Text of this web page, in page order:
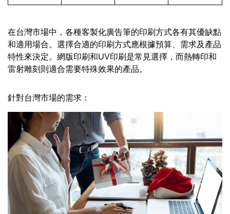
在台灣市場中，各種客製化廣告筆的印刷方式各有其優缺點
和適用場合。選擇合適的印刷方式應根據預算、需求及產品
特性來決定。網版印刷和UV印刷是常見選擇，而熱轉印和
雷射雕刻則適合需要特殊效果的產品。
針對台灣市場的需求：